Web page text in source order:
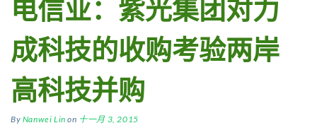
电信业：紫光集团对力
成科技的收购考验两岸
高科技并购
By Nanwei Lin on 十一月 3, 2015